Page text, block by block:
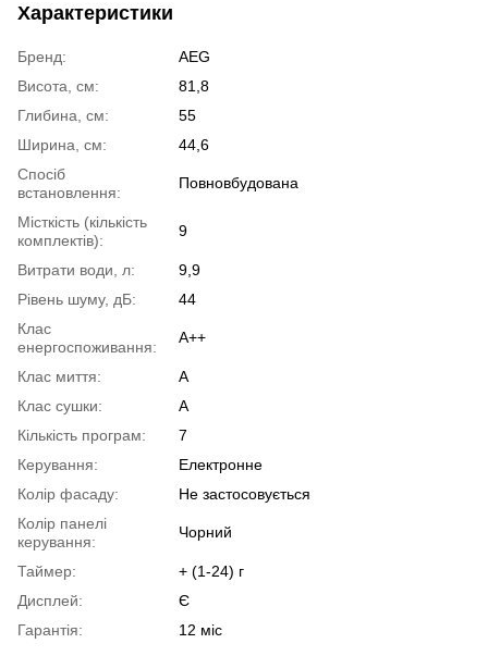
Характеристики
Бренд:
AEG
Висота, см:
81,8
Глибина, см:
55
Ширина, см:
44,6
Спосіб
встановлення:
Повновбудована
Місткість (кількість
комплектів):
9
Витрати води, л:
9,9
Рівень шуму, дБ:
44
Клас
енергоспоживання:
А++
Клас миття:
A
Клас сушки:
A
Кількість програм:
7
Керування:
Електронне
Колір фасаду:
Не застосовується
Колір панелі
керування:
Чорний
Таймер:
+ (1-24) г
Дисплей:
Є
Гарантія:
12 міс